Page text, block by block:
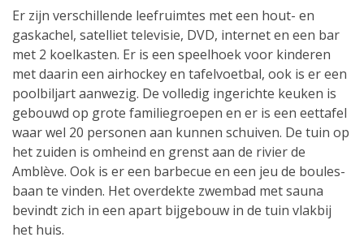
Er zijn verschillende leefruimtes met een hout- en
gaskachel, satelliet televisie, DVD, internet en een bar
met 2 koelkasten. Er is een speelhoek voor kinderen
met daarin een airhockey en tafelvoetbal, ook is er een
poolbiljart aanwezig. De volledig ingerichte keuken is
gebouwd op grote familiegroepen en er is een eettafel
waar wel 20 personen aan kunnen schuiven. De tuin op
het zuiden is omheind en grenst aan de rivier de
Amblève. Ook is er een barbecue en een jeu de boules-
baan te vinden. Het overdekte zwembad met sauna
bevindt zich in een apart bijgebouw in de tuin vlakbij
het huis.